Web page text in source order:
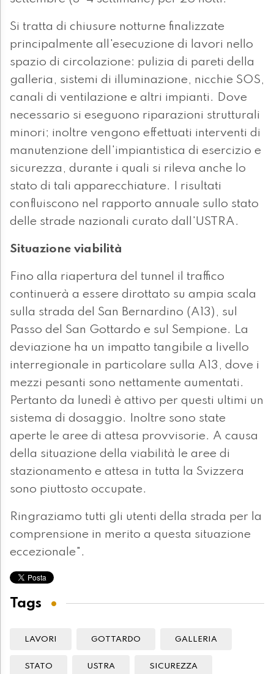
Si tratta di chiusure notturne finalizzate
principalmente all'esecuzione di lavori nello
spazio di circolazione: pulizia di pareti della
galleria, sistemi di illuminazione, nicchie SOS,
canali di ventilazione e altri impianti. Dove
necessario si eseguono riparazioni strutturali
minori; inoltre vengono effettuati interventi di
manutenzione dell'impiantistica di esercizio e
sicurezza, durante i quali si rileva anche lo
stato di tali apparecchiature. I risultati
confluiscono nel rapporto annuale sullo stato
delle strade nazionali curato dall'USTRA.
Situazione viabilità
Fino alla riapertura del tunnel il traffico
continuerà a essere dirottato su ampia scala
sulla strada del San Bernardino (A13), sul
Passo del San Gottardo e sul Sempione. La
deviazione ha un impatto tangibile a livello
interregionale in particolare sulla A13, dove i
mezzi pesanti sono nettamente aumentati.
Pertanto da lunedì è attivo per questi ultimi un
sistema di dosaggio. Inoltre sono state
aperte le aree di attesa provvisorie. A causa
della situazione della viabilità le aree di
stazionamento e attesa in tutta la Svizzera
sono piuttosto occupate.
Ringraziamo tutti gli utenti della strada per la
comprensione in merito a questa situazione
eccezionale".
Tags
LAVORI GOTTARDO GALLERIA
STATO USTRA SICUREZZA